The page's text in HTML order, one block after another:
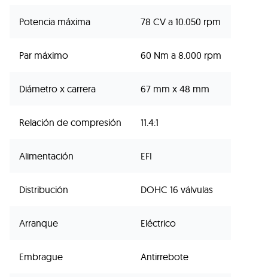
Potencia máxima 78 CV a 10.050 rpm
Par máximo 60 Nm a 8.000 rpm
Diámetro x carrera 67 mm x 48 mm
Relación de compresión 11.4:1
Alimentación EFI
Distribución DOHC 16 válvulas
Arranque Eléctrico
Embrague Antirrebote